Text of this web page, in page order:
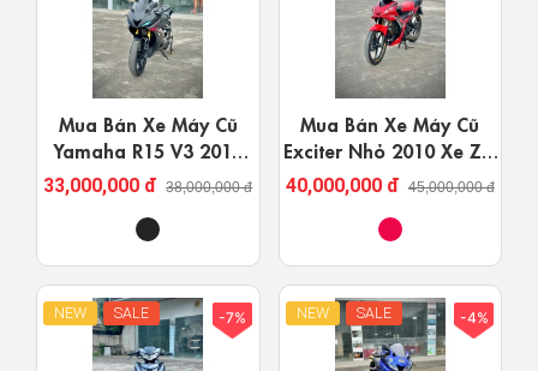
Mua Bán Xe Máy Cũ
Yamaha R15 V3 2019
Nghệ An Giá Rẻ
33,000,000 đ 38,000,000 đ
Mua Bán Xe Máy Cũ
Exciter Nhỏ 2010 Xe Zin
Tại Nghệ An
40,000,000 đ 45,000,000 đ
NEW SALE -7% NEW SALE -4%